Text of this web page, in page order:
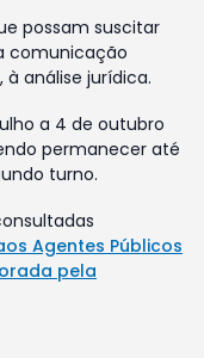
possam suscitar
comunicação
análise jurídica.
a 4 de outubro
permanecer até
turno.
Agentes Públicos
pela